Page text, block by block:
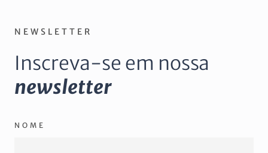
NEWSLETTER
Inscreva-se em nossa
newsletter
NOME